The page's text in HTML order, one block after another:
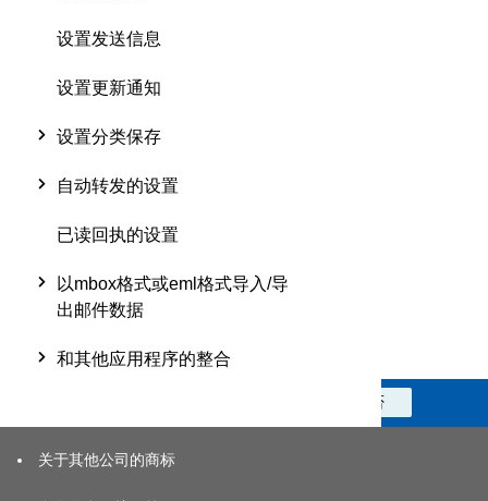
设置发送信息
设置更新通知
设置分类保存
自动转发的设置
已读回执的设置
以mbox格式或eml格式导入/导
出邮件数据
和其他应用程序的整合
否
关于其他公司的商标